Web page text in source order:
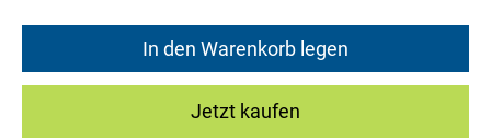
In den Warenkorb legen
Jetzt kaufen